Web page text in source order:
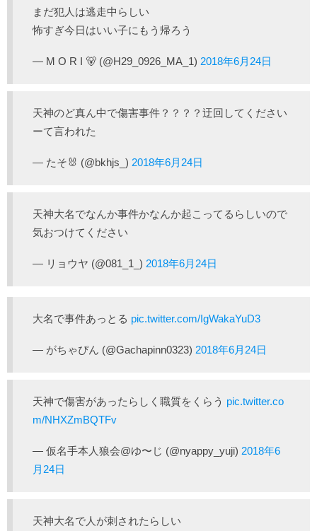
まだ犯人は逃走中らしい
怖すぎ今日はいい子にもう帰ろう
— M O R I 🐻 (@H29_0926_MA_1) 2018年6月24日
天神のど真ん中で傷害事件？？？？迂回してください
ーて言われた
— たそ🐰 (@bkhjs_) 2018年6月24日
天神大名でなんか事件かなんか起こってるらしいので
気おつけてください
— リョウヤ (@081_1_) 2018年6月24日
大名で事件あっとる pic.twitter.com/IgWakaYuD3
— がちゃぴん (@Gachapinn0323) 2018年6月24日
天神で傷害があったらしく職質をくらう pic.twitter.co
m/NHXZmBQTFv
— 仮名手本人狼会@ゆ〜じ (@nyappy_yuji) 2018年6
月24日
天神大名で人が刺されたらしい